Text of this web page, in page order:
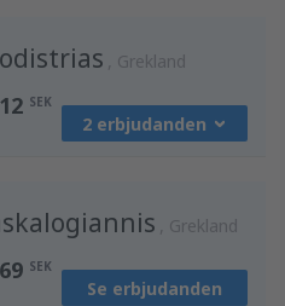
(ARN) Grekland
SEK
2 erbjudanden
(ARN)
Grekland
SEK
Se erbjudanden